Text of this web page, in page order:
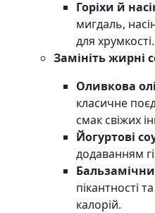
Горіхи й
мигдаль,
для хрумкості.
Замініть жирні
Оливкова
класичне
смак свіжих
Йогуртові
додаванням
пікантності
калорій.